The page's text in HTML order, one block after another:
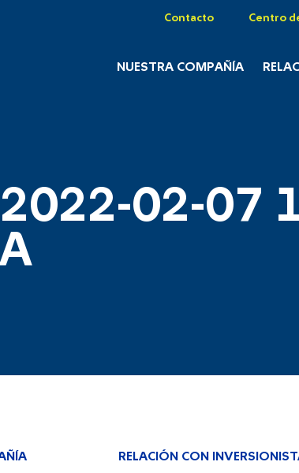
Contacto Centro
NUESTRA COMPAÑÍA
2022-02-07
RELACIÓN CON